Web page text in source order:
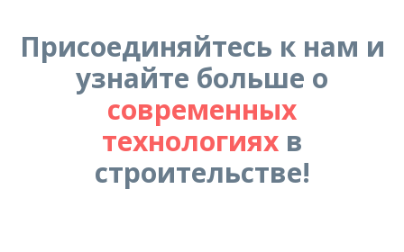
Присоединяйтесь к нам и
узнайте больше о
современных
технологияхв
строительстве!